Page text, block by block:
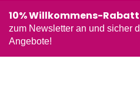
10% Willkommens-
zum Newsletter an und sicher
Angebote!